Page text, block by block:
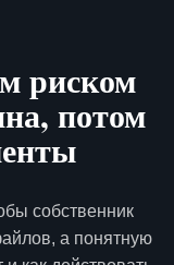
риском
потом
собственник
а понятную